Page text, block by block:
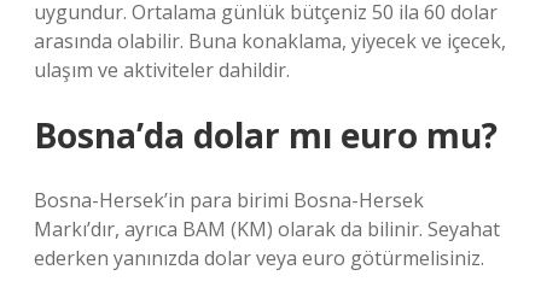
uygundur. Ortalama günlük bütçeniz 50 ila 60 dolar
arasında olabilir. Buna konaklama, yiyecek ve içecek,
ulaşım ve aktiviteler dahildir.
Bosna’da dolar mı euro mu?
Bosna-Hersek’in para birimi Bosna-Hersek
Markı’dır, ayrıca BAM (KM) olarak da bilinir. Seyahat
ederken yanınızda dolar veya euro götürmelisiniz.